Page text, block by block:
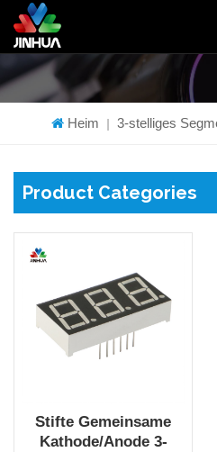
Heim | 3-stelliges
Product Categories
Stifte Gemeinsame
Kathode/Anode 3-